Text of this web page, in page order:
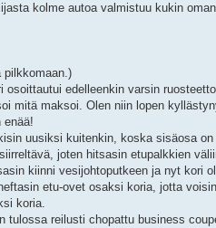
kolme autoa valmistuu kukin
pilkkomaan.)
osoittautui edelleenkin varsin
mitä maksoi. Olen niin lopen
enää!
uusiksi kuitenkin, koska sisäosa
joten hitsasin etupalkkien
kiinni vesijohtoputkeen ja nyt kori
etu-ovet osaksi koria, jotta
koria.
tulossa reilusti chopattu business